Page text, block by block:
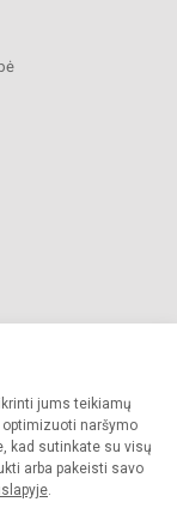
jums teikiamų
naršymo
kad sutinkate su visų
arba pakeisti savo
.
teisės saugomos.
griežtai draudžiama.